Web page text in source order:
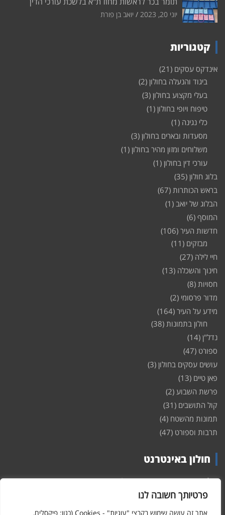
פרטיותך חשובה לנו
אתר זה עושה שימוש בקבצי "עוגיות" - Cookies (כגון: פיקסלים,
יוני 20, 2023 יואב בן פורת
קטגוריות
אינדקס עסקים (21)
ביגוד והנעלה בחולון (2)
בעלי מקצוע בחולון (3)
טיפוח ויופי בחולון (1)
כלי נגינה (1)
מסעדות ובארים בחולון (3)
משלוחים ומזון מהיר בחולון (1)
עורכי דין בחולון (1)
בלוג חולון (35)
בראש הכותרות (67)
הבלוג של יואב (1)
המוסף (6)
חדשות העיר (106)
מבזקים (11)
חיי לילה (27)
חינוך והשכלה (13)
חסויות (8)
מדור פרסומי (2)
מידע על העיר (164)
חולון בתמונות (38)
נדל"ן (14)
ספורט (47)
עושים עסקים בחולון (3)
פאן טיים (13)
פרשת השבוע (2)
קול התושבים (31)
תמונות מהשטח (4)
תרבות וספורט (47)
חולון באינטרנט
חולוןבאינטרנט – האתר שמביא לכם עדכונים ומידע מהשטח מהעיר
חולון. במה פתוחה לקול תושבי חולון באינטרנט, מידע על
ופרוייקטים חדשים בעיר, חיי לילה, וכן טורי דעה, עסקים בחולון, ודיונים על
הנעשה בעיר. אתם מוזמנים ומוזמנות להשתתף בדיון ולשלוח לנו כתבות